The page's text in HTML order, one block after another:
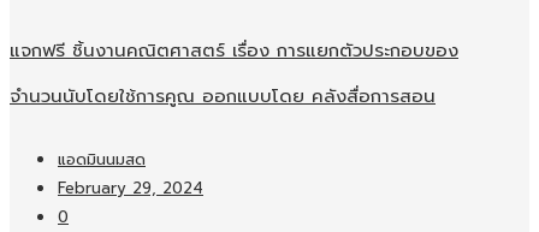
แจกฟรี ชิ้นงานคณิตศาสตร์ เรื่อง การแยกตัวประกอบของ
จำนวนนับโดยใช้การคูณ ออกแบบโดย คลังสื่อการสอน
แอดมินนมสด
February 29, 2024
0